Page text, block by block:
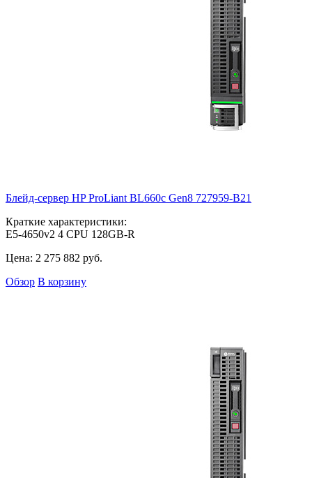
Блейд-сервер HP ProLiant BL660c Gen8 727959-B21
Краткие характеристики:
E5-4650v2 4 CPU 128GB-R
Цена: 2 275 882 руб.
Обзор В корзину